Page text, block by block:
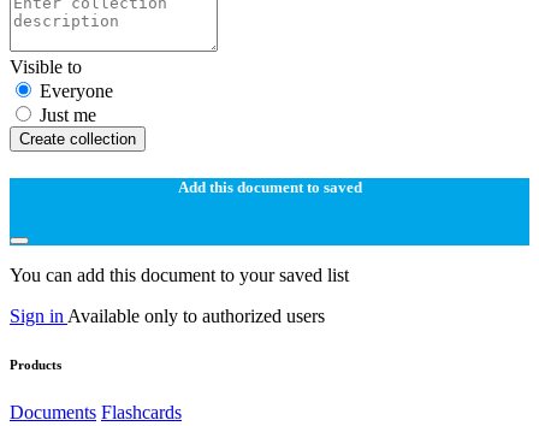
Visible to
Everyone
Just me
Create collection
Add this document to saved
You can add this document to your saved list
Sign in Available only to authorized users
Products
Documents Flashcards